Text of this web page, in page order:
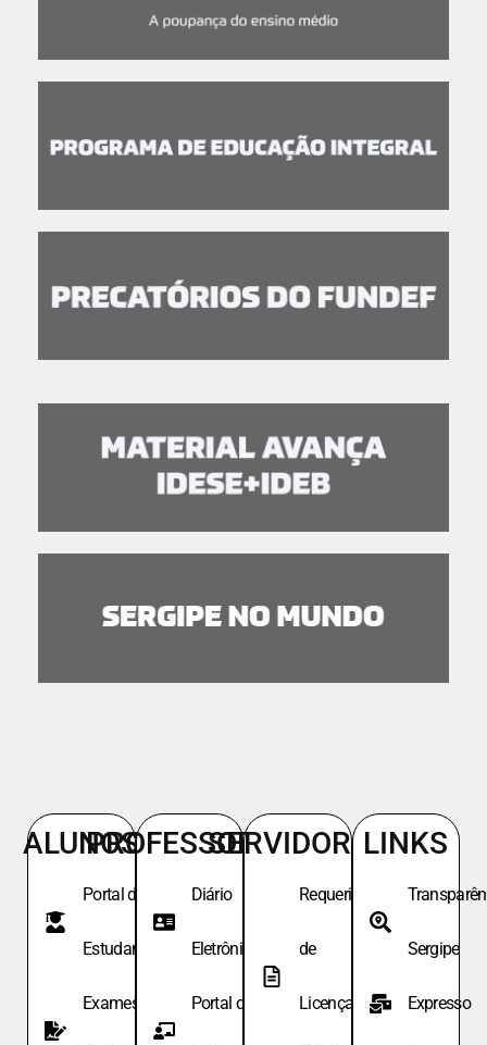
ALUNOS
Portal do
Estudante
Exames de
PROFESSORES
Diário
Eletrônico
Portal do
SERVIDORES
Requeri.
de
Licença
LINKS
Sergipe
Expresso